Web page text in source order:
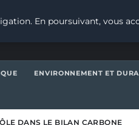
ENVIRONNEMENT ET
DANS LE BILAN CARBONE
En poursuivant, vous